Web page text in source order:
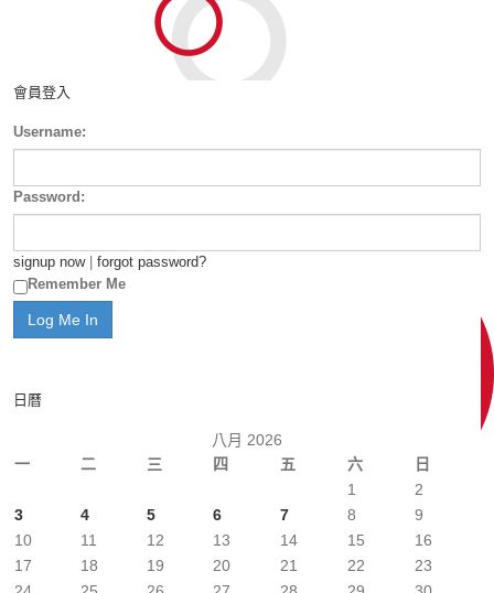
會員登入
Username:
Password:
signup now| forgot password?
Remember Me
日曆
八月 2026
一
二 三 四 五 六 日
1
2
3
4 5 6 7 8
9
10
11 12 13 14 15
16
17
18 19 20 21 22
23